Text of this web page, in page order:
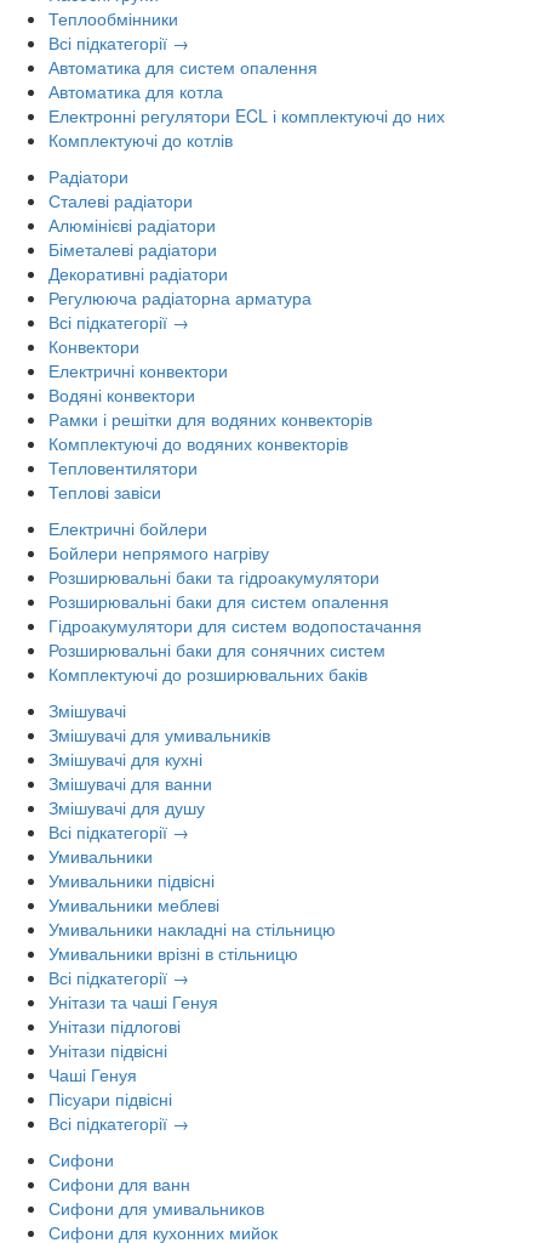
Теплообмінники
Всі підкатегорії →
Автоматика для систем опалення
Автоматика для котла
Електронні регулятори ECL і комплектуючі до них
Комплектуючі до котлів
Радіатори
Сталеві радіатори
Алюмінієві радіатори
Біметалеві радіатори
Декоративні радіатори
Регулююча радіаторна арматура
Всі підкатегорії →
Конвектори
Електричні конвектори
Водяні конвектори
Рамки і решітки для водяних конвекторів
Комплектуючі до водяних конвекторів
Тепловентилятори
Теплові завіси
Електричні бойлери
Бойлери непрямого нагріву
Розширювальні баки та гідроакумулятори
Розширювальні баки для систем опалення
Гідроакумулятори для систем водопостачання
Розширювальні баки для сонячних систем
Комплектуючі до розширювальних баків
Змішувачі
Змішувачі для умивальників
Змішувачі для кухні
Змішувачі для ванни
Змішувачі для душу
Всі підкатегорії →
Умивальники
Умивальники підвісні
Умивальники меблеві
Умивальники накладні на стільницю
Умивальники врізні в стільницю
Всі підкатегорії →
Унітази та чаші Генуя
Унітази підлогові
Унітази підвісні
Чаші Генуя
Пісуари підвісні
Всі підкатегорії →
Сифони
Сифони для ванн
Сифони для умивальников
Сифони для кухонних мийок